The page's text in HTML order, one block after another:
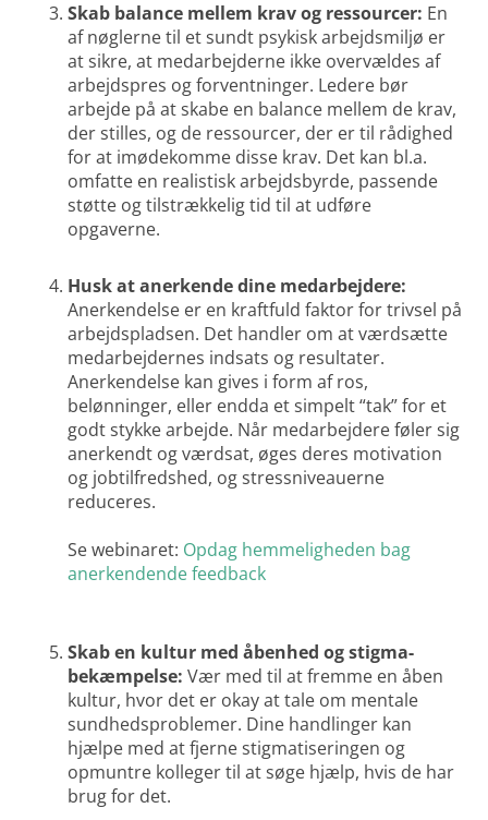
Skab balance mellem krav og ressourcer: En
af nøglerne til et sundt psykisk arbejdsmiljø er
at sikre, at medarbejderne ikke overvældes af
arbejdspres og forventninger. Ledere bør
arbejde på at skabe en balance mellem de krav,
der stilles, og de ressourcer, der er til rådighed
for at imødekomme disse krav. Det kan bl.a.
omfatte en realistisk arbejdsbyrde, passende
støtte og tilstrækkelig tid til at udføre
opgaverne.
Husk at anerkende dine medarbejdere:
Anerkendelse er en kraftfuld faktor for trivsel på
arbejdspladsen. Det handler om at værdsætte
medarbejdernes indsats og resultater.
Anerkendelse kan gives i form af ros,
belønninger, eller endda et simpelt “tak” for et
godt stykke arbejde. Når medarbejdere føler sig
anerkendt og værdsat, øges deres motivation
og jobtilfredshed, og stressniveauerne
reduceres.
Se webinaret: Opdag hemmeligheden bag
anerkendende feedback
Skab en kultur med åbenhed og stigma-
bekæmpelse: Vær med til at fremme en åben
kultur, hvor det er okay at tale om mentale
sundhedsproblemer. Dine handlinger kan
hjælpe med at fjerne stigmatiseringen og
opmuntre kolleger til at søge hjælp, hvis de har
brug for det.